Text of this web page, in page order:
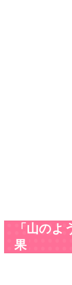
「山の
果